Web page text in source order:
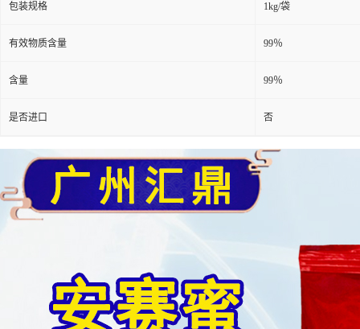
包装规格 1kg/袋
有效物质含量 99％
含量 99％
是否进口 否